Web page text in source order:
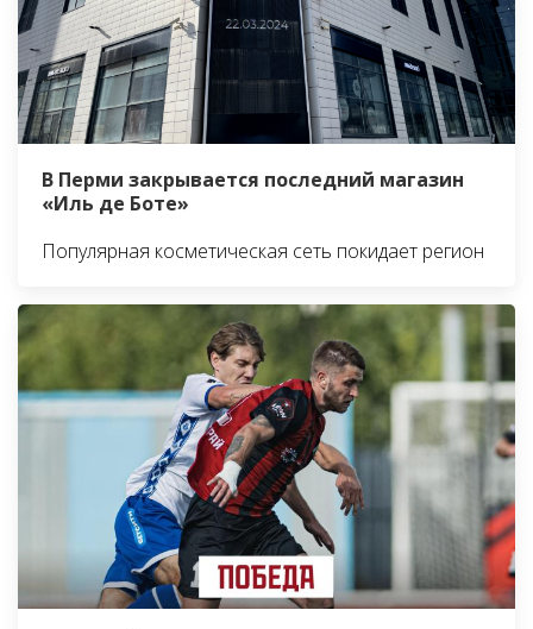
В Перми закрывается последний магазин
«Иль де Боте»
Популярная косметическая сеть покидает регион